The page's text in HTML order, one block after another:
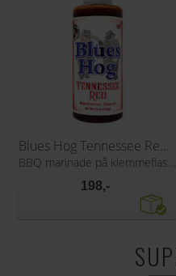
Blues Hog Tennessee Red Sauce 652g
BBQ marinade på klemmeflaske
198,-